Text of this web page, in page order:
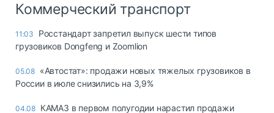
Коммерческий транспорт
11:03
Росстандарт запретил выпуск шести типов
грузовиков Dongfeng и Zoomlion
05.08 «Автостат»: продажи новых тяжелых грузовиков в
России в июле снизились на 3,9%
04.08 КАМАЗ в первом полугодии нарастил продажи